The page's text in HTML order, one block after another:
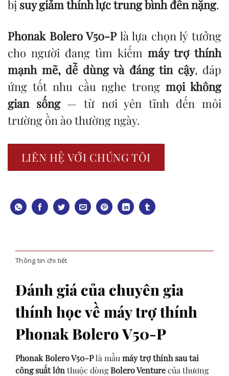
bị suy giảm thính lực trung bình đến nặng.
Phonak Bolero V50-Plà lựa chọn lý tưởng
cho người đang tìm kiếm máy trợ thính
mạnh mẽ, dễ dùng và đáng tin cậy, đáp
ứng tốt nhu cầu nghe trongmọi không
gian sống— từ nơi yên tĩnh đến môi
trường ồn ào thường ngày.
LIÊN HỆ VỚI CHÚNG TÔI
Thông tin chi tiết
Đánh giá của chuyên gia
thính học về máy trợ thính
Phonak Bolero V50-P
Phonak Bolero V50-Plà mẫu máy trợ thính sau tai
công suất lớn thuộc dòngBolero Venturecủa thương